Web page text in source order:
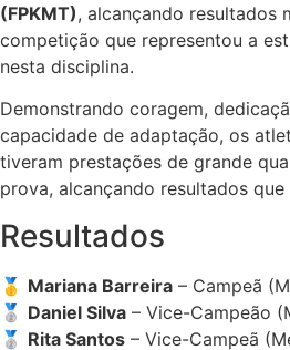
(FPKMT), alcançando resultados
competição que representou a
nesta disciplina.
Demonstrando coragem,
capacidade de adaptação, os
tiveram prestações de grande
prova, alcançando resultados
Resultados
🥇 Mariana Barreira – Campeã
🥈 Daniel Silva – Vice-Campeão
🥈 Rita Santos – Vice-Campeã